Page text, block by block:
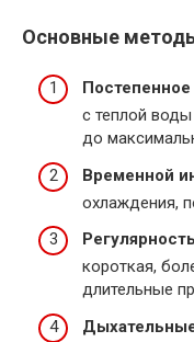
Основные
с теплой воды
до
Временной
охлаждения,
Регулярность
короткая,
длительные